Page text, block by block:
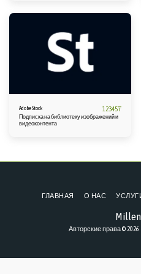
подписывать формы, а также защищать
Adobe Stock 12345₸
Подписка на библиотеку изображений и
видеоконтента
Авторские права ©
ГЛАВНАЯ О НАС